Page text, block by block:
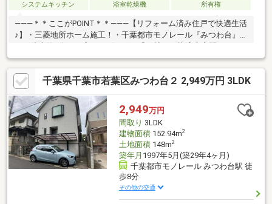
システムキッチン
浴室乾燥機 所有権
―――＊＊ここがPOINT＊＊―――【リフォーム済み住戸で快適生活
♪】・三菱地所ホーム施工！・千葉都市モノレール『みつわ台』駅
は2か所に設置＆階段下収納など充実の収納力！・雨天時や花粉の
季節にも嬉しい、浴室乾燥機付き！・小中学校は徒歩10分圏内！
安心して通学できます！・お庭もあります♪※本日ご案内可能で
す！是非、この機会にお気軽にお越し下さい♪◆人気エリアの閑
静な住宅街！◆百聞は一見にしかず。家族の安心拠点になる
4LDK♪◆早朝や夜間のご案内にも対応致します！◆住宅ローンの
ご相談もお気軽に♪
千葉県千葉市若葉区みつわ台２ 2,949万円 3LDK
2,949万円
間取り 3LDK
建物面積152.94m2
土地面積148m2
築年月 1997年5月(築29年4ヶ月)
千葉都市モノレール みつわ台駅 徒
歩8分
その他の交通